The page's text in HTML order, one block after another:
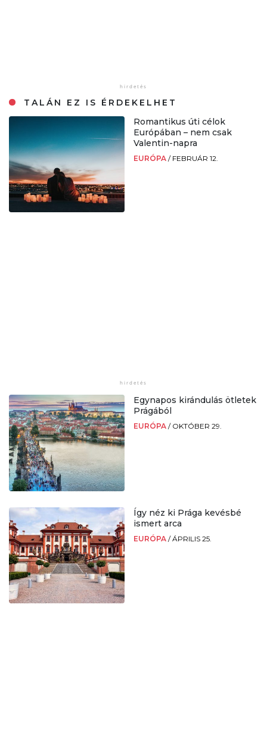
TALÁN EZ IS ÉRDEKELHET
Romantikus úti célok
Európában – nem csak
Valentin-napra
EURÓPA / FEBRUÁR 12.
Egynapos kirándulás ötletek
Prágából
EURÓPA / OKTÓBER 29.
Így néz ki Prága kevésbé
ismert arca
EURÓPA /ÁPRILIS 25.